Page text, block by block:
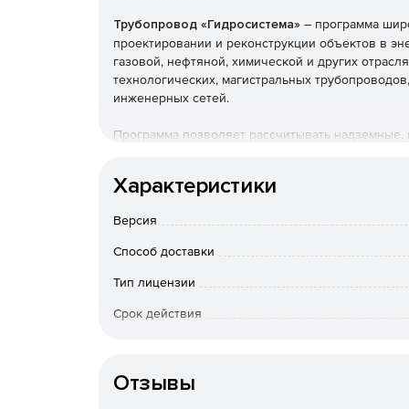
Трубопровод «Гидросистема» – программа
проектировании и реконструкции объектов в
газовой, нефтяной, химической и других
технологических, магистральных
инженерных сетей.
Программа позволяет рассчитывать
работоспособность трубопроводных систем и
Программа производит следующие виды
гидравлический расчет изотермического
Характеристики
Версия
Способ доставки
Тип лицензии
Срок действия
Особенности доставки
вопросам
Отзывы